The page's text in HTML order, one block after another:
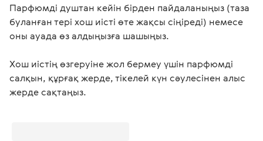
Парфюмді душтан кейін бірден пайдаланыңыз (таза
буланған тері хош иісті өте жақсы сіңіреді) немесе
оны ауада өз алдыңызға шашыңыз.
Хош иістің өзгеруіне жол бермеу үшін парфюмді
салқын, құрғақ жерде, тікелей күн сәулесінен алыс
жерде сақтаңыз.